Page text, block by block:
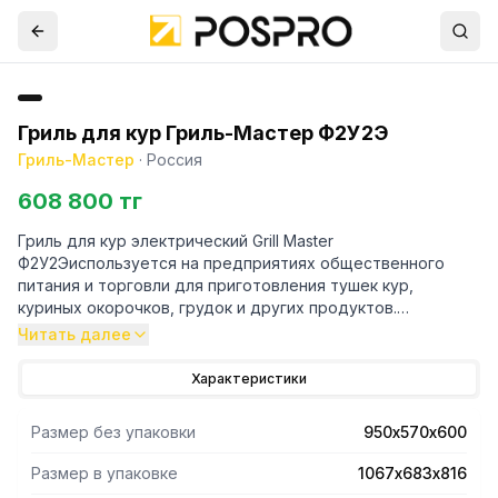
Гриль для кур Гриль-Мастер Ф2У2Э
Гриль-Мастер · Россия
608 800 тг
Гриль для кур электрический Grill Master
Ф2У2Эиспользуется на предприятиях общественного
питания и торговли для приготовления тушек кур,
куриных окорочков, грудок и других продуктов.
стали, а двери из термостойкого стекла.
- Гриль рассчитанна 12 тушек, 2 шампура в первом ряду+1
шампур во втором ряду,готовит курицу за 55 минут.
Читать далее
Характеристики
Размер без упаковки 950х570х600
Размер в упаковке 1067х683х816